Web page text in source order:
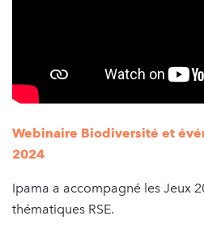
Webinaire Biodiversité et
2024
Ipama a accompagné les Jeux
thématiques RSE.